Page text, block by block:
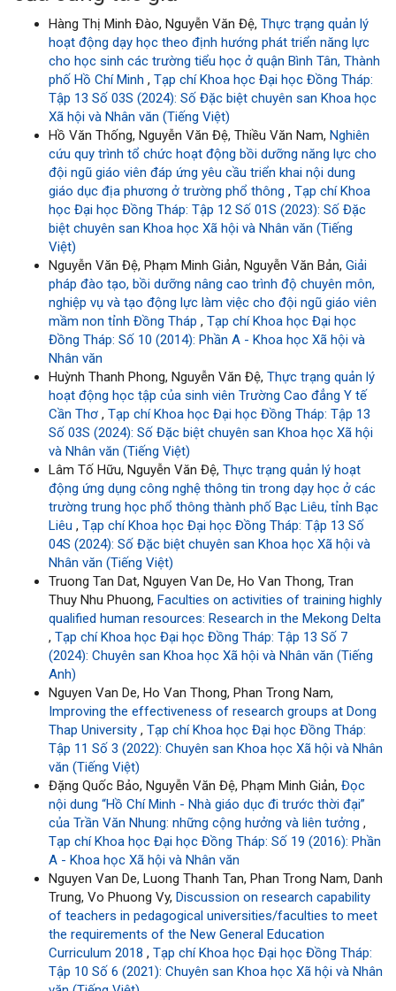
Hàng Thị Minh Đào, Nguyễn Văn Đệ, Thực trạng quản lý
hoạt động dạy học theo định hướng phát triển năng lực
cho học sinh các trường tiểu học ở quận Bình Tân, Thành
phố Hồ Chí Minh , Tạp chí Khoa học Đại học Đồng Tháp:
Tập 13 Số 03S (2024): Số Đặc biệt chuyên san Khoa học
Xã hội và Nhân văn (Tiếng Việt)
Hồ Văn Thống, Nguyễn Văn Đệ, Thiều Văn Nam, Nghiên
cứu quy trình tổ chức hoạt động bồi dưỡng năng lực cho
đội ngũ giáo viên đáp ứng yêu cầu triển khai nội dung
giáo dục địa phương ở trường phổ thông , Tạp chí Khoa
học Đại học Đồng Tháp: Tập 12 Số 01S (2023): Số Đặc
biệt chuyên san Khoa học Xã hội và Nhân văn (Tiếng
Việt)
Nguyễn Văn Đệ, Phạm Minh Giản, Nguyễn Văn Bản, Giải
pháp đào tạo, bồi dưỡng nâng cao trình độ chuyên môn,
nghiệp vụ và tạo động lực làm việc cho đội ngũ giáo viên
mầm non tỉnh Đồng Tháp , Tạp chí Khoa học Đại học
Đồng Tháp: Số 10 (2014): Phần A - Khoa học Xã hội và
Nhân văn
Huỳnh Thanh Phong, Nguyễn Văn Đệ, Thực trạng quản lý
hoạt động học tập của sinh viên Trường Cao đẳng Y tế
Cần Thơ , Tạp chí Khoa học Đại học Đồng Tháp: Tập 13
Số 03S (2024): Số Đặc biệt chuyên san Khoa học Xã hội
và Nhân văn (Tiếng Việt)
Lâm Tố Hữu, Nguyễn Văn Đệ, Thực trạng quản lý hoạt
động ứng dụng công nghệ thông tin trong dạy học ở các
trường trung học phổ thông thành phố Bạc Liêu, tỉnh Bạc
Liêu , Tạp chí Khoa học Đại học Đồng Tháp: Tập 13 Số
04S (2024): Số Đặc biệt chuyên san Khoa học Xã hội và
Nhân văn (Tiếng Việt)
Truong Tan Dat, Nguyen Van De, Ho Van Thong, Tran
Thuy Nhu Phuong, Faculties on activities of training highly
qualified human resources: Research in the Mekong Delta
, Tạp chí Khoa học Đại học Đồng Tháp: Tập 13 Số 7
(2024): Chuyên san Khoa học Xã hội và Nhân văn (Tiếng
Anh)
Nguyen Van De, Ho Van Thong, Phan Trong Nam,
Improving the effectiveness of research groups at Dong
Thap University , Tạp chí Khoa học Đại học Đồng Tháp:
Tập 11 Số 3 (2022): Chuyên san Khoa học Xã hội và Nhân
văn (Tiếng Việt)
Đặng Quốc Bảo, Nguyễn Văn Đệ, Phạm Minh Giản, Đọc
nội dung “Hồ Chí Minh - Nhà giáo dục đi trước thời đại”
của Trần Văn Nhung: những cộng hưởng và liên tưởng ,
Tạp chí Khoa học Đại học Đồng Tháp: Số 19 (2016): Phần
A - Khoa học Xã hội và Nhân văn
Nguyen Van De, Luong Thanh Tan, Phan Trong Nam, Danh
Trung, Vo Phuong Vy, Discussion on research capability
of teachers in pedagogical universities/faculties to meet
the requirements of the New General Education
Curriculum 2018 , Tạp chí Khoa học Đại học Đồng Tháp:
Tập 10 Số 6 (2021): Chuyên san Khoa học Xã hội và Nhân